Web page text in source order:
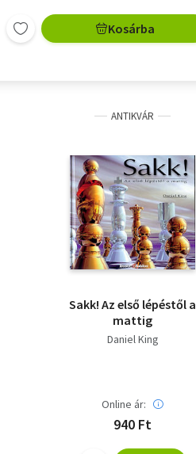
Kosárba
ANTIKVÁR
Sakk! Az első lépéstől a
mattig
Daniel King
Online ár:
940 Ft